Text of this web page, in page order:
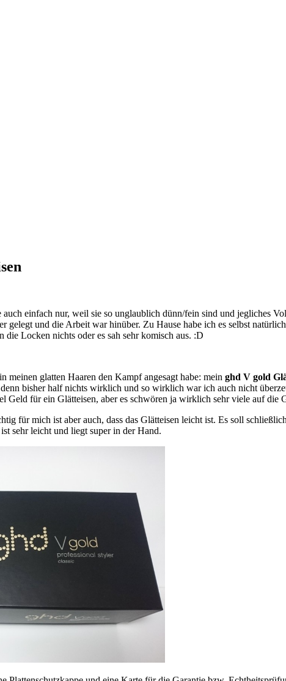
einfach nur, weil sie so unglaublich dünn/fein sind und jegliches
gelegt und die Arbeit war hinüber. Zu Hause habe ich es selbst
Locken nichts oder es sah sehr komisch aus. :D
meinen glatten Haaren den Kampf angesagt habe: mein ghd V gold
bisher half nichts wirklich und so wirklich war ich auch nicht
Geld für ein Glätteisen, aber es schwören ja wirklich sehr viele auf die
für mich ist aber auch, dass das Glätteisen leicht ist. Es soll
sehr leicht und liegt super in der Hand.